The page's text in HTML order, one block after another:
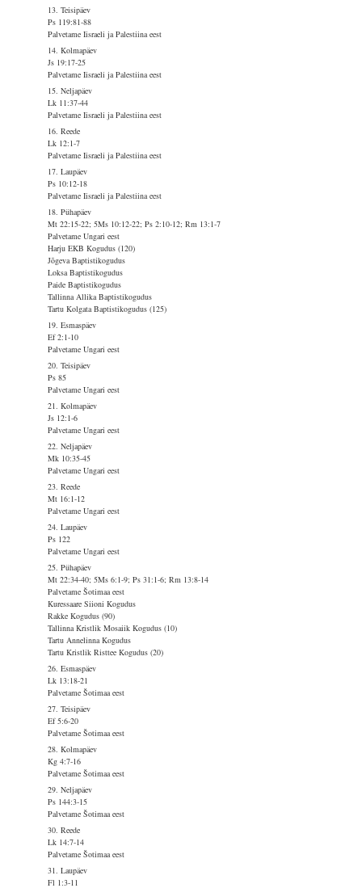
13. Teisipäev
Ps 119:81-88
Palvetame Iisraeli ja Palestiina eest
14. Kolmapäev
Js 19:17-25
Palvetame Iisraeli ja Palestiina eest
15. Neljapäev
Lk 11:37-44
Palvetame Iisraeli ja Palestiina eest
16. Reede
Lk 12:1-7
Palvetame Iisraeli ja Palestiina eest
17. Laupäev
Ps 10:12-18
Palvetame Iisraeli ja Palestiina eest
18. Pühapäev
Mt 22:15-22; 5Ms 10:12-22; Ps 2:10-12; Rm 13:1-7
Palvetame Ungari eest
Harju EKB Kogudus (120)
Jõgeva Baptistikogudus
Loksa Baptistikogudus
Paide Baptistikogudus
Tallinna Allika Baptistikogudus
Tartu Kolgata Baptistikogudus (125)
19. Esmaspäev
Ef 2:1-10
Palvetame Ungari eest
20. Teisipäev
Ps 85
Palvetame Ungari eest
21. Kolmapäev
Js 12:1-6
Palvetame Ungari eest
22. Neljapäev
Mk 10:35-45
Palvetame Ungari eest
23. Reede
Mt 16:1-12
Palvetame Ungari eest
24. Laupäev
Ps 122
Palvetame Ungari eest
25. Pühapäev
Mt 22:34-40; 5Ms 6:1-9; Ps 31:1-6; Rm 13:8-14
Palvetame Šotimaa eest
Kuressaare Siioni Kogudus
Rakke Kogudus (90)
Tallinna Kristlik Mosaiik Kogudus (10)
Tartu Annelinna Kogudus
Tartu Kristlik Risttee Kogudus (20)
26. Esmaspäev
Lk 13:18-21
Palvetame Šotimaa eest
27. Teisipäev
Ef 5:6-20
Palvetame Šotimaa eest
28. Kolmapäev
Kg 4:7-16
Palvetame Šotimaa eest
29. Neljapäev
Ps 144:3-15
Palvetame Šotimaa eest
30. Reede
Lk 14:7-14
Palvetame Šotimaa eest
31. Laupäev
Fl 1:3-11